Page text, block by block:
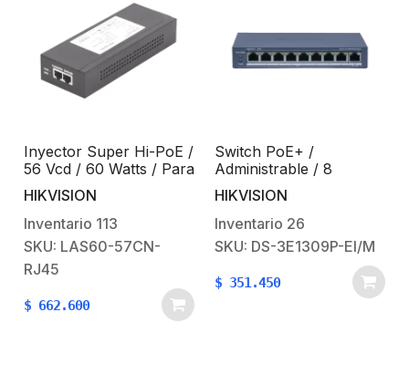
Inyector Super Hi-PoE /
56 Vcd / 60 Watts / Para
Domos HIKVISION PTZ
/ IP (-AE / DE) /
Soporta 802.3 af / at
HIKVISION
Inventario 113
SKU: LAS60-57CN-
RJ45
$ 662.600
Switch PoE+ /
Administrable / 8
Puertos 10/100 Mbps
PoE+ / 1 Puerto 100
Mbps Uplink / PoE
hasta 250 metros / 60
W
HIKVISION
Inventario 26
SKU: DS-3E1309P-EI/M
$ 351.450